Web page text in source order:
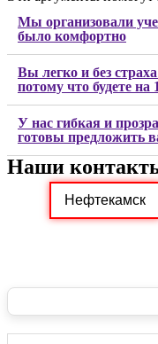
Мы организовали
было комфортно
Вы легко и без
потому что будете
У нас гибкая и
готовы предложить
Наши
Нефтекамск